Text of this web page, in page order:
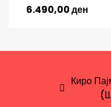
6.490,00ден
Киро